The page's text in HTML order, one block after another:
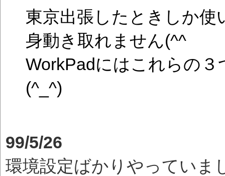
東京出張したときしか
身動き取れません(^^ゞ
WorkPadにはこれらの
(^_^)
99/5/26
環境設定ばかりやっていま